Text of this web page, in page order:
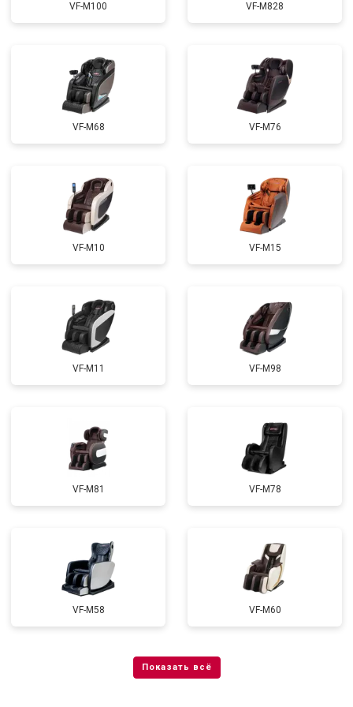
Ремонт сканера от 4800 ₽ Заказать
Ремонт купюроприемника
Замена сетевого трансформатора от 4500 ₽ Заказать
Ремонт микро-лифта от 5500 ₽
VF-M100 VF-M828
VF-M68 VF-M76
VF-M10 VF-M15
VF-M11 VF-M98
VF-M81 VF-M78
VF-M58 VF-M60